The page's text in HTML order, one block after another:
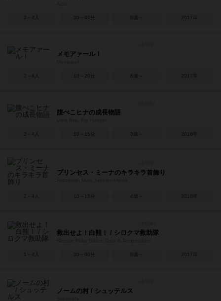
2～4人 30～45分 8歳～ 2017年
メモアァール！
2～4人 10～20分 8歳～ 2017年
腹ぺこヒナの成長物語
2～4人 10～15分 3歳～ 2016年
プリンセス・ミーナのキラキラ首飾り
2～4人 10～15分 4歳～ 2016年
救出せよ！白熊！ / シロクマ救助隊
1～4人 30～60分 8歳～ 2017年
ノームの村 / シュッテルス